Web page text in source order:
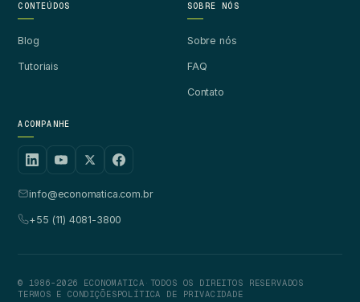
CONTEÚDOS
Blog
Tutoriais
SOBRE NÓS
Sobre nós
FAQ
Contato
ACOMPANHE
info@economatica.com.br
+55 (11) 4081-3800
© 1986-2026 ECONOMATICA · TODOS OS DIREITOS RESERVADOS
TERMOS E CONDIÇÕESPOLÍTICA DE PRIVACIDADE